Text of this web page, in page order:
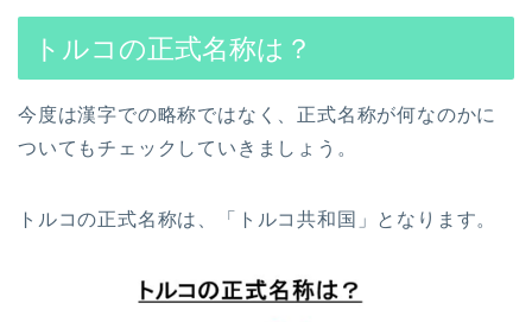
トルコの正式名称は？
今度は漢字での略称ではなく、正式名称が何なのかに
ついてもチェックしていきましょう。
トルコの正式名称は、「トルコ共和国」となります。